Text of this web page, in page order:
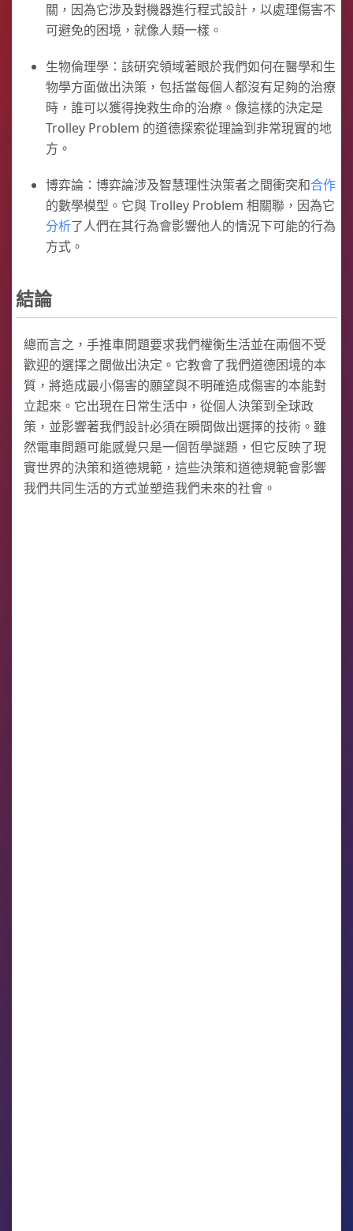
關，因為它涉及對機器進行程式設計，以處理傷害不
可避免的困境，就像人類一樣。
生物倫理學：該研究領域著眼於我們如何在醫學和生
物學方面做出決策，包括當每個人都沒有足夠的治療
時，誰可以獲得挽救生命的治療。像這樣的決定是
Trolley Problem 的道德探索從理論到非常現實的地
方。
博弈論：博弈論涉及智慧理性決策者之間衝突和合作
的數學模型。它與 Trolley Problem 相關聯，因為它
分析了人們在其行為會影響他人的情況下可能的行為
方式。
結論
總而言之，手推車問題要求我們權衡生活並在兩個不受
歡迎的選擇之間做出決定。它教會了我們道德困境的本
質，將造成最小傷害的願望與不明確造成傷害的本能對
立起來。它出現在日常生活中，從個人決策到全球政
策，並影響著我們設計必須在瞬間做出選擇的技術。雖
然電車問題可能感覺只是一個哲學謎題，但它反映了現
實世界的決策和道德規範，這些決策和道德規範會影響
我們共同生活的方式並塑造我們未來的社會。